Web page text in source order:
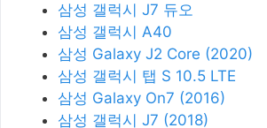
삼성 갤럭시 J7 듀오
삼성 갤럭시 A40
삼성 Galaxy J2 Core (2020)
삼성 갤럭시 탭 S 10.5 LTE
삼성 Galaxy On7 (2016)
삼성 갤럭시 J7 (2018)